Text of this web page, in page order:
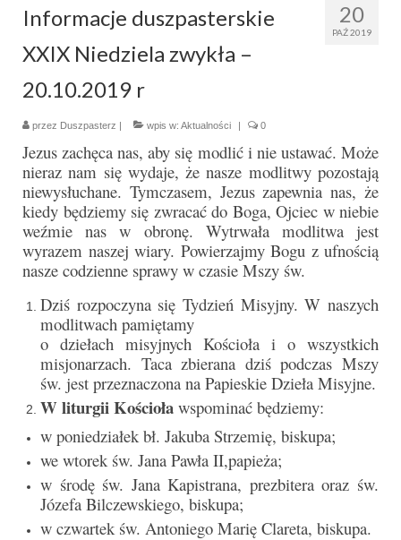
Intencje mszalne
Informacje duszpasterskie
Piszą o nas
Remont kościoła
Historia
Duszpasterze
Nasz patron
Kościół Rektoracki
Vademecum
Wspólnoty parafialne
Katecheza parafialna
Niezbędnik Katolika
Kaplica Adoracji
Pracownicy
20
PAŹ 2019
Informacje duszpasterskie
XXIX Niedziela zwykła –
20.10.2019 r
przez Duszpasterz wpis w: Aktualności 0
Jezus zachęca nas, aby się modlić i nie ustawać. Może
nieraz nam się wydaje, że nasze modlitwy pozostają
niewysłuchane. Tymczasem, Jezus zapewnia nas, że
kiedy będziemy się zwracać do Boga, Ojciec w niebie
weźmie nasw obronę. Wytrwała modlitwa jest
wyrazem naszej wiary. Powierzajmy Bogu z ufnością
nasze codzienne sprawy w czasie Mszy św.
Dziś rozpoczyna się Tydzień Misyjny. W naszych
modlitwach pamiętamy
o dziełach misyjnych Kościoła i o wszystkich
misjonarzach. Taca zbierana dziś podczas Mszy
św. jest przeznaczona na Papieskie Dzieła Misyjne.
W liturgii Kościoła wspominać będziemy:
w poniedziałek bł. Jakuba Strzemię, biskupa;
we wtorek św. Jana Pawła II,papieża;
w środę św. Jana Kapistrana, prezbitera oraz św.
Józefa Bilczewskiego, biskupa;
w czwartek św. Antoniego Marię Clareta, biskupa.